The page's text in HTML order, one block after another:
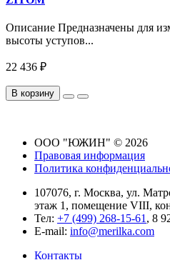
Описание Предназначены для
высоты уступов...
22 436 ₽
В корзину
ООО "ЮЖИН" © 2026
Правовая информация
Политика
107076, г. Москва, ул.
этаж 1, помещение VIII,
Тел: +7 (499) 268-15-61 , 8
E-mail: info@merilka.com
Контакты